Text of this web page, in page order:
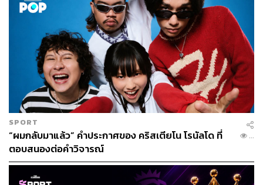
แมนเชสเตอร์ ยูไนเต็ด ยังสนใจดึง จาดอน ซานโช เสริมทัพ
แต่ติดปัญหาเรื่องค่าตัว
ล่าสุด สื่ออย่าง Manchester Evening News และ ESPN
รายงานข่าวไปในทิศทางเดียวกันว่า แมนเชสเตอร์ ยูไนเต็ด
ยังคงมีความพยายามในการล่าลายเซ็น จาดอน ซานโช จาก
โบรุสเซีย ดอร์ทมุนด์ ทีมดังแห่งศึกบุนเดสลีกา เยอรมนี อีก
ครั้ง เนื่องจากปีกดาวรุ่งวัย 20 ปี ยังเป็นเป้าหมายสูงสุดในการ
เสริมทีมของทัพปีศาจแดงมาโดยตลอด
SPORT
“ผมกลับมาแล้ว” คำประกาศของ คริสเตียโน โรนัลโด ที่
ตอบสนองต่อคำวิจารณ์
...